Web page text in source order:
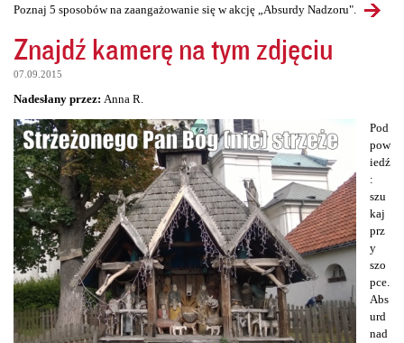
Poznaj 5 sposobów na zaangażowanie się w akcję „Absurdy Nadzoru".
Znajdź kamerę na tym zdjęciu
07.09.2015
Nadesłany przez: Anna R.
Pod
pow
iedź
:
szu
kaj
prz
y
szo
pce.
Abs
urd
nad